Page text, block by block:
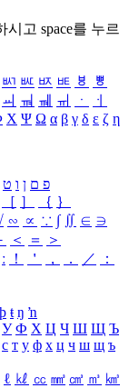
시고 space를 누르
ㅴ ㅵ ㅶ ㅷ ㅸ
ㅹ
ㆉ ㆊ ㆋ ㆌ ㆍ
ㆎ
Χ Ψ Ω α β γ δ ε ζ η
פ ם ן ו ט
［ ］ ｛ ｝
∽ ∝ ∵ ∫ ∬ ∈ ∋
＜ ＝
＞
ː ！ ＇ ， ． ／
：
þ ŧ ŋ ŉ
У Ф Х Ц Ч Ш Щ Ъ
с т у ф х ц ч ш щ ъ
ℓ ㎘ ㏄ ㎣ ㎤ ㎥ ㎦